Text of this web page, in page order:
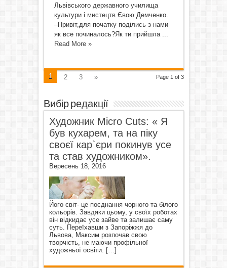
Львівського державного училища
культури і мистецтв Євою Демченко.
–Привіт,для початку поділись з нами
як все починалось?Як ти прийшла ...
Read More »
Page 1 of 3
1 2 3 »
Вибір редакції
Художник Micro Cuts: « Я
був кухарем, та на піку
своєї кар`єри покинув усе
та став художником».
Вересень 18, 2016
Його світ- це поєднання чорного та білого
кольорів. Завдяки цьому, у своїх роботах
він відкидає усе зайве та залишає саму
суть. Переїхавши з Запоріжжя до
Львова, Максим розпочав свою
творчість, не маючи профільної
художньої освіти. […]